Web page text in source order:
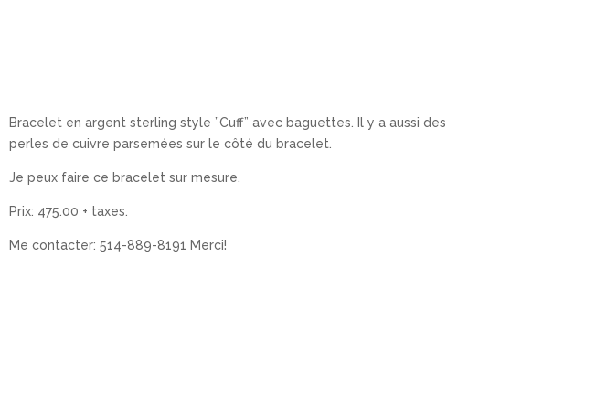
Bracelet en argent sterling style ”Cuff” avec baguettes. Il y a aussi des
perles de cuivre parsemées sur le côté du bracelet.
Je peux faire ce bracelet sur mesure.
Prix: 475.00 + taxes.
Me contacter: 514-889-8191 Merci!